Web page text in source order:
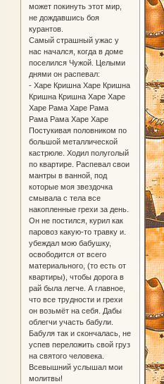
может покинуть этот мир,
не дождавшись боя
курантов.
Самый страшный ужас у
нас начался, когда в доме
поселился Чужой. Целыми
днями он распевал:
- Харе Кришна Харе Кришна
Кришна Кришна Харе Харе
Харе Рама Харе Рама
Рама Рама Харе Харе
Постукивая половником по
большой металлической
кастрюле. Ходил полуголый
по квартире. Распевал свои
мантры в ванной, под
которые моя звездочка
смывала с тела все
накопленные грехи за день.
Он не постился, курил как
паровоз какую-то травку и.
убеждал мою бабушку,
освободится от всего
материального, (то есть от
квартиры), чтобы дорога в
рай была легче. А главное,
что все трудности и грехи
он возьмёт на себя. Дабы
облегчи участь бабули.
Бабуля так и скончалась, не
успев переложить свой груз
на святого человека.
Всевышний услышал мои
молитвы!